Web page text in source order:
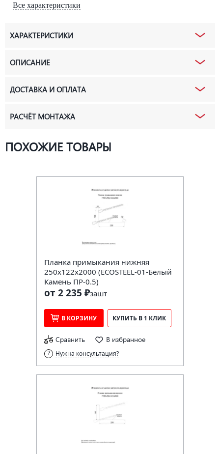
Все характеристики
ХАРАКТЕРИСТИКИ
ОПИСАНИЕ
ДОСТАВКА И ОПЛАТА
РАСЧЁТ МОНТАЖА
ПОХОЖИЕ ТОВАРЫ
Планка примыкания нижняя
250х122х2000 (ECOSTEEL-01-Белый
Камень ПР-0.5)
от 2 235 ₽зашт
В КОРЗИНУ КУПИТЬ В 1 КЛИК
Сравнить В избранное
Нужна консультация?